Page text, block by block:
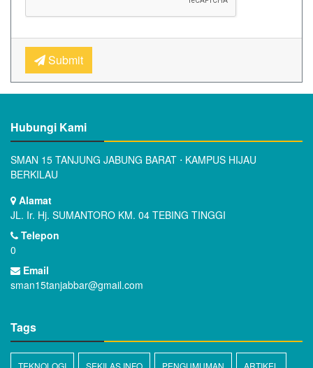
Submit
Hubungi Kami
SMAN 15 TANJUNG JABUNG BARAT ⋅ KAMPUS HIJAU
BERKILAU
Alamat
JL. Ir. Hj. SUMANTORO KM. 04 TEBING TINGGI
Telepon
0
Email
sman15tanjabbar@gmail.com
Tags
TEKNOLOGI SEKILAS INFO PENGUMUMAN ARTIKEL